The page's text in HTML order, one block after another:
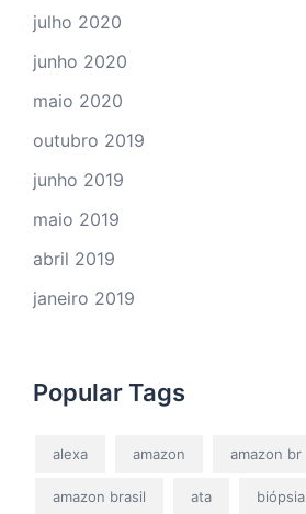
julho 2020
junho 2020
maio 2020
outubro 2019
junho 2019
maio 2019
abril 2019
janeiro 2019
Popular Tags
alexa amazon amazon br
amazon brasil ata biópsia